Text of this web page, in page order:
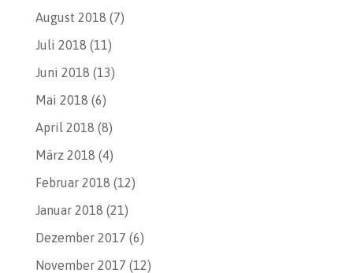
August 2018 (7)
Juli 2018 (11)
Juni 2018 (13)
Mai 2018 (6)
April 2018 (8)
März 2018 (4)
Februar 2018 (12)
Januar 2018 (21)
Dezember 2017 (6)
November 2017 (12)